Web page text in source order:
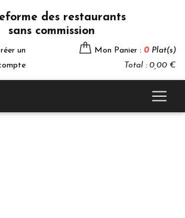
des restaurants
sans commission
un
Mon Panier : 0 Plat(s)
Total : 0,00 €